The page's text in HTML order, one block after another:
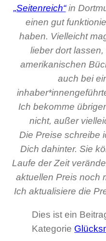
„Seitenreich“in
einen gut
haben. Vielleicht
lieber dort
amerikanischen
auch bei
Ich bekomme
nicht, außer
Die Preise schreibe
Dich dahinter. Sie
Laufe der Zeit
aktuellen Preis noch
Ich aktualisiere die
Dies ist ein
Kategorie